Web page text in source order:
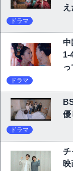
ドラマ
中
1-
ドラマ
優
ドラマ
チ